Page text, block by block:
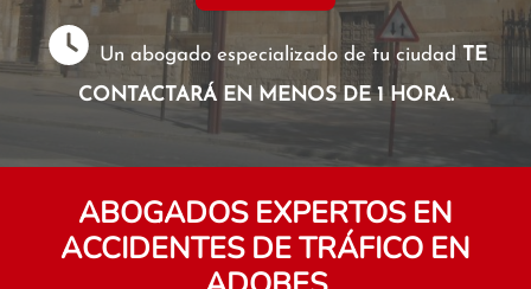
Un abogado especializado de tu ciudad TE
CONTACTARÁ EN MENOS DE 1 HORA.
ABOGADOS EXPERTOS EN
ACCIDENTES DE TRÁFICO EN